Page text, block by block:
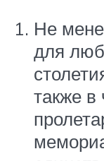
Не
для
также в